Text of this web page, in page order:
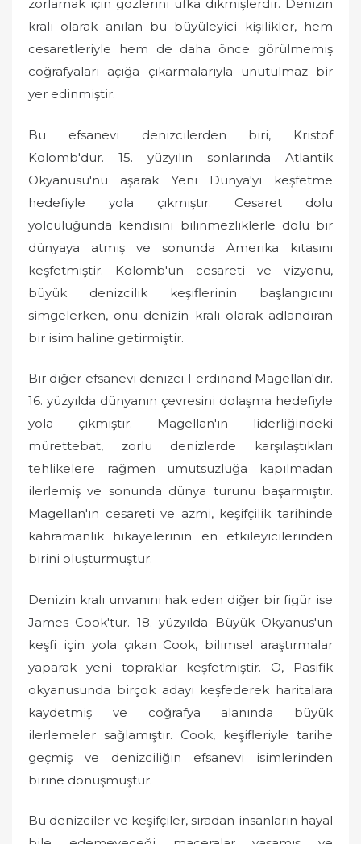
zorlamak için gözlerini ufka dikmişlerdir. Denizin
kralı olarak anılan bu büyüleyici kişilikler, hem
cesaretleriyle hem de daha önce görülmemiş
coğrafyaları açığa çıkarmalarıyla unutulmaz bir
yer edinmiştir.
Bu efsanevi denizcilerden biri, Kristof
Kolomb'dur. 15. yüzyılın sonlarında Atlantik
Okyanusu'nu aşarak Yeni Dünya'yı keşfetme
hedefiyle yola çıkmıştır. Cesaret dolu
yolculuğunda kendisini bilinmezliklerle dolu bir
dünyaya atmış ve sonunda Amerika kıtasını
keşfetmiştir. Kolomb'un cesareti ve vizyonu,
büyük denizcilik keşiflerinin başlangıcını
simgelerken, onu denizin kralı olarak adlandıran
bir isim haline getirmiştir.
Bir diğer efsanevi denizci Ferdinand Magellan'dır.
16. yüzyılda dünyanın çevresini dolaşma hedefiyle
yola çıkmıştır. Magellan'ın liderliğindeki
mürettebat, zorlu denizlerde karşılaştıkları
tehlikelere rağmen umutsuzluğa kapılmadan
ilerlemiş ve sonunda dünya turunu başarmıştır.
Magellan'ın cesareti ve azmi, keşifçilik tarihinde
kahramanlık hikayelerinin en etkileyicilerinden
birini oluşturmuştur.
Denizin kralı unvanını hak eden diğer bir figür ise
James Cook'tur. 18. yüzyılda Büyük Okyanus'un
keşfi için yola çıkan Cook, bilimsel araştırmalar
yaparak yeni topraklar keşfetmiştir. O, Pasifik
okyanusunda birçok adayı keşfederek haritalara
kaydetmiş ve coğrafya alanında büyük
ilerlemeler sağlamıştır. Cook, keşifleriyle tarihe
geçmiş ve denizciliğin efsanevi isimlerinden
birine dönüşmüştür.
Bu denizciler ve keşifçiler, sıradan insanların hayal